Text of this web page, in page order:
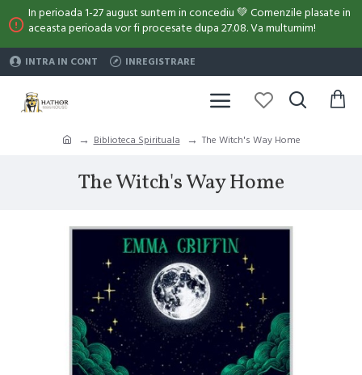
In perioada 1-27 august suntem in concediu 💚 Comenzile plasate in
aceasta perioada vor fi procesate dupa 27.08. Va multumim!
INTRA IN CONT INREGISTRARE
Biblioteca Spirituala The Witch's Way Home
The Witch's Way Home